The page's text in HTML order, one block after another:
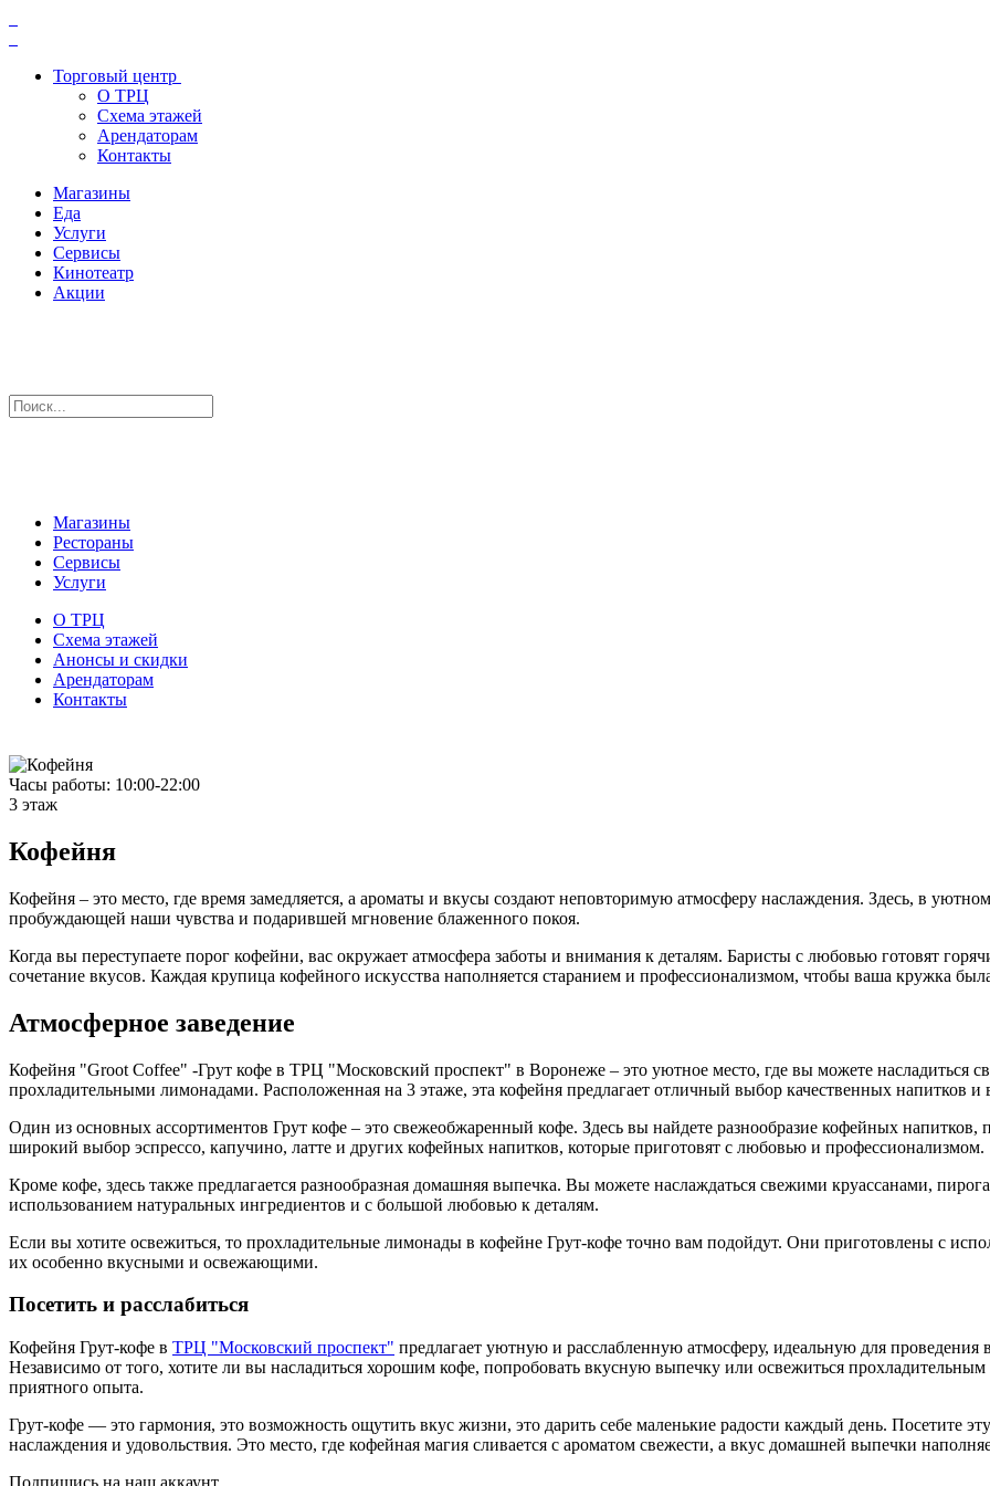
Торговый центр
О ТРЦ
Схема этажей
Арендаторам
Контакты
Магазины
Еда
Услуги
Сервисы
Кинотеатр
Акции
Магазины
Рестораны
Сервисы
Услуги
О ТРЦ
Схема этажей
Анонсы и скидки
Арендаторам
Контакты
Часы работы: 10:00-22:00
3 этаж
Кофейня
Кофейня – это место, где время замедляется, а ароматы и вкусы создают неповторимую атмосферу наслаждения. Здесь, в
пробуждающей наши чувства и подарившей мгновение блаженного покоя.
Когда вы переступаете порог кофейни, вас окружает атмосфера заботы и внимания к деталям. Баристы с любовью готовят
сочетание вкусов. Каждая крупица кофейного искусства наполняется старанием и профессионализмом, чтобы ваша кружка
Атмосферное заведение
Кофейня "Groot Coffee" -Грут кофе в ТРЦ "Московский проспект" в Воронеже – это уютное место, где вы можете насладиться
прохладительными лимонадами. Расположенная на 3 этаже, эта кофейня предлагает отличный выбор качественных напитков и
Один из основных ассортиментов Грут кофе – это свежеобжаренный кофе. Здесь вы найдете разнообразие кофейных напитков,
широкий выбор эспрессо, капучино, латте и других кофейных напитков, которые приготовят с любовью и профессионализмом.
Кроме кофе, здесь также предлагается разнообразная домашняя выпечка. Вы можете наслаждаться свежими круассанами,
использованием натуральных ингредиентов и с большой любовью к деталям.
Если вы хотите освежиться, то прохладительные лимонады в кофейне Грут-кофе точно вам подойдут. Они приготовлены с
их особенно вкусными и освежающими.
Посетить и расслабиться
Кофейня Грут-кофе в ТРЦ "Московский проспект" предлагает уютную и расслабленную атмосферу, идеальную для проведения
Независимо от того, хотите ли вы насладиться хорошим кофе, попробовать вкусную выпечку или освежиться
приятного опыта.
Грут-кофе — это гармония, это возможность ощутить вкус жизни, это дарить себе маленькие радости каждый день. Посетите
наслаждения и удовольствия. Это место, где кофейная магия сливается с ароматом свежести, а вкус домашней выпечки
Подпишись на наш аккаунт